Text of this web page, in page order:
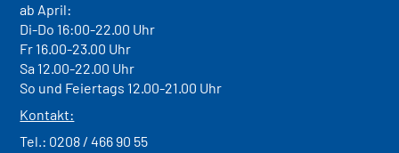
ab April:
Di-Do 16:00-22.00 Uhr
Fr 16.00-23.00 Uhr
Sa 12.00-22.00 Uhr
So und Feiertags 12.00-21.00 Uhr
Kontakt:
Tel.: 0208 / 466 90 55